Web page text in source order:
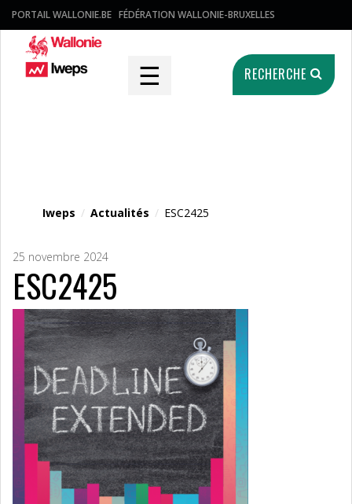
PORTAIL WALLONIE.BE FÉDÉRATION WALLONIE-BRUXELLES
☰ RECHERCHE
Iweps / Actualités / ESC2425
25 novembre 2024
ESC2425